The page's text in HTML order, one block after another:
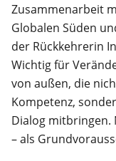
Zusammenarbeit
Globalen Süden
der Rückkehrerin
Wichtig für
von außen, die
Kompetenz,
Dialog mitbringen.
– als